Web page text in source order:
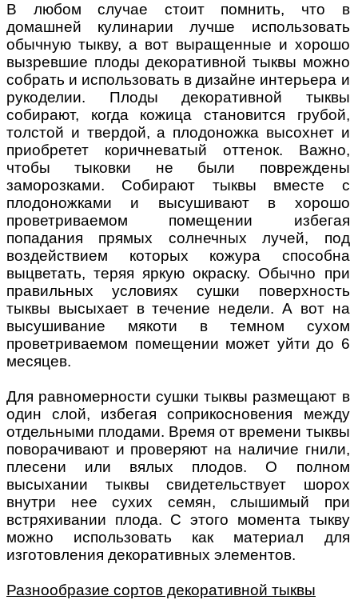
В любом случае стоит помнить, что в
домашней кулинарии лучше использовать
обычную тыкву, а вот выращенные и хорошо
вызревшие плоды декоративной тыквы можно
собрать и использовать в дизайне интерьера и
рукоделии. Плоды декоративной тыквы
собирают, когда кожица становится грубой,
толстой и твердой, а плодоножка высохнет и
приобретет коричневатый оттенок. Важно,
чтобы тыковки не были повреждены
заморозками. Собирают тыквы вместе с
плодоножками и высушивают в хорошо
проветриваемом помещении избегая
попадания прямых солнечных лучей, под
воздействием которых кожура способна
выцветать, теряя яркую окраску. Обычно при
правильных условиях сушки поверхность
тыквы высыхает в течение недели. А вот на
высушивание мякоти в темном сухом
проветриваемом помещении может уйти до 6
месяцев.
Для равномерности сушки тыквы размещают в
один слой, избегая соприкосновения между
отдельными плодами. Время от времени тыквы
поворачивают и проверяют на наличие гнили,
плесени или вялых плодов. О полном
высыхании тыквы свидетельствует шорох
внутри нее сухих семян, слышимый при
встряхивании плода. С этого момента тыкву
можно использовать как материал для
изготовления декоративных элементов.
Разнообразие сортов декоративной тыквы